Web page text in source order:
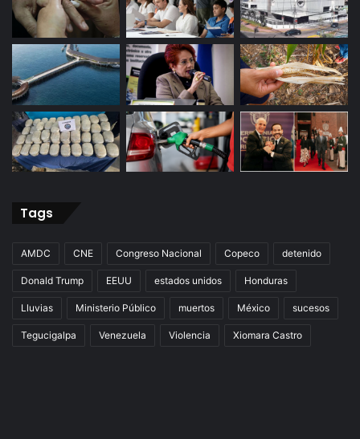
Tags
AMDC CNE Congreso Nacional Copeco detenido
Donald Trump EEUU estados unidos Honduras
Lluvias Ministerio Público muertos México sucesos
Tegucigalpa Venezuela Violencia Xiomara Castro